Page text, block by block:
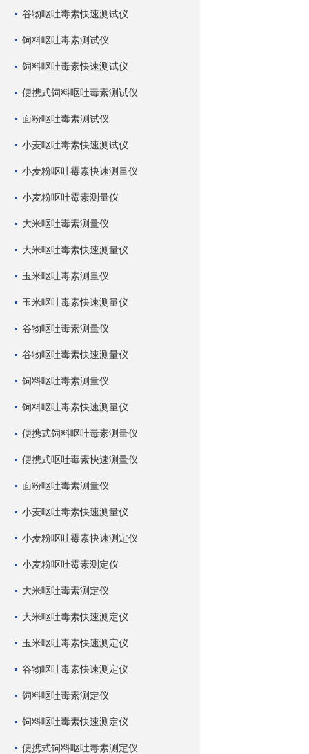
谷物呕吐毒素快速测试仪
饲料呕吐毒素测试仪
饲料呕吐毒素快速测试仪
便携式饲料呕吐毒素测试仪
面粉呕吐毒素测试仪
小麦呕吐毒素快速测试仪
小麦粉呕吐霉素快速测量仪
小麦粉呕吐霉素测量仪
大米呕吐毒素测量仪
大米呕吐毒素快速测量仪
玉米呕吐毒素测量仪
玉米呕吐毒素快速测量仪
谷物呕吐毒素测量仪
谷物呕吐毒素快速测量仪
饲料呕吐毒素测量仪
饲料呕吐毒素快速测量仪
便携式饲料呕吐毒素测量仪
便携式呕吐毒素快速测量仪
面粉呕吐毒素测量仪
小麦呕吐毒素快速测量仪
小麦粉呕吐霉素快速测定仪
小麦粉呕吐霉素测定仪
大米呕吐毒素测定仪
大米呕吐毒素快速测定仪
玉米呕吐毒素快速测定仪
谷物呕吐毒素快速测定仪
饲料呕吐毒素测定仪
饲料呕吐毒素快速测定仪
便携式饲料呕吐毒素测定仪